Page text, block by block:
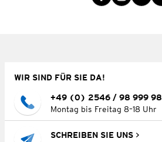
WIR SIND FÜR SIE DA!
+49 (0) 2546 / 98 999 98
Montag bis Freitag 8–18 Uhr
SCHREIBEN SIE UNS